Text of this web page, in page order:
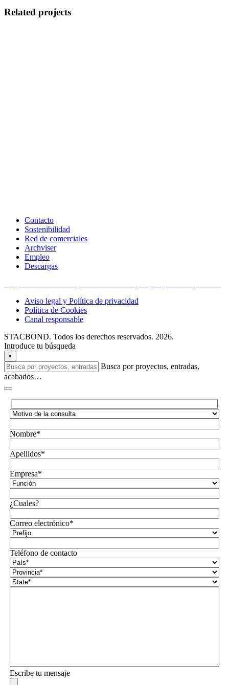
Related projects
Contacto
Sostenibilidad
Red de comerciales
Archviser
Empleo
Descargas
Aviso legal y Política de privacidad
Política de Cookies
Canal responsable
STACBOND. Todos los derechos reservados. 2026.
Introduce tu búsqueda
×
Busca por proyectos, entradas,
acabados…
Nombre*
Apellidos*
Empresa*
¿Cuales?
Correo electrónico*
Teléfono de contacto
Escribe tu mensaje